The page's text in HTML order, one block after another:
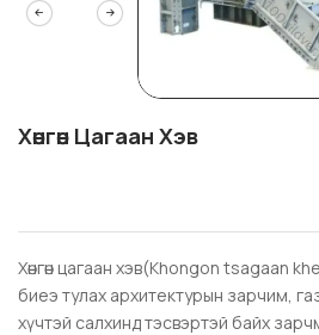
Хөнгөн Цагаан Хэв
Хөнгөн цагаан хэв(Khongon tsagaan
биеэ тулах архитектурын зарчим,
хүчтэй салхинд тэсвэртэй байх